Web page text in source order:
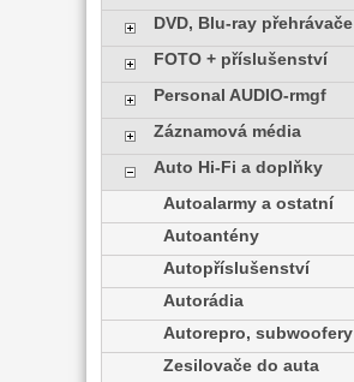
DVD, Blu-ray přehrávače
FOTO + příslušenství
Personal AUDIO-rmgf
Záznamová média
Auto Hi-Fi a doplňky
Autoalarmy a ostatní
Autoantény
Autopříslušenství
Autorádia
Autorepro, subwoofery
Zesilovače do auta